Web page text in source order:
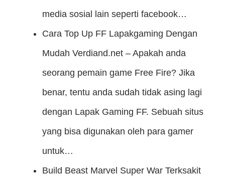
media sosial lain seperti facebook…
Cara Top Up FF Lapakgaming Dengan
Mudah Verdiand.net – Apakah anda
seorang pemain game Free Fire? Jika
benar, tentu anda sudah tidak asing lagi
dengan Lapak Gaming FF. Sebuah situs
yang bisa digunakan oleh para gamer
untuk…
Build Beast Marvel Super War Terksakit